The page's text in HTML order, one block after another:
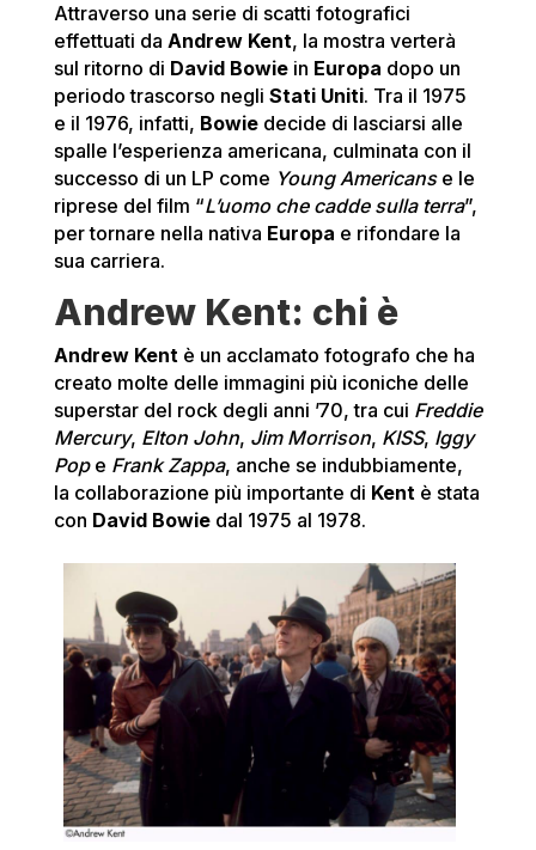
Attraverso una serie di scatti fotografici
effettuati da Andrew Kent, la mostra verterà
sul ritorno di David Bowiein Europa dopo un
periodo trascorso negli Stati Uniti. Tra il 1975
e il 1976, infatti, Bowiedecide di lasciarsi alle
spalle l’esperienza americana, culminata con il
successo di un LP come Young Americanse le
riprese del film “L’uomo che cadde sulla terra”,
per tornare nella nativa Europa e rifondare la
sua carriera.
Andrew Kent: chi è
Andrew Kentè un acclamato fotografo che ha
creato molte delle immagini più iconiche delle
superstar del rock degli anni ’70, tra cui Freddie
Mercury, Elton John, Jim Morrison, KISS, Iggy
Pope Frank Zappa, anche se indubbiamente,
la collaborazione più importante di Kentè stata
con David Bowie dal 1975 al 1978.